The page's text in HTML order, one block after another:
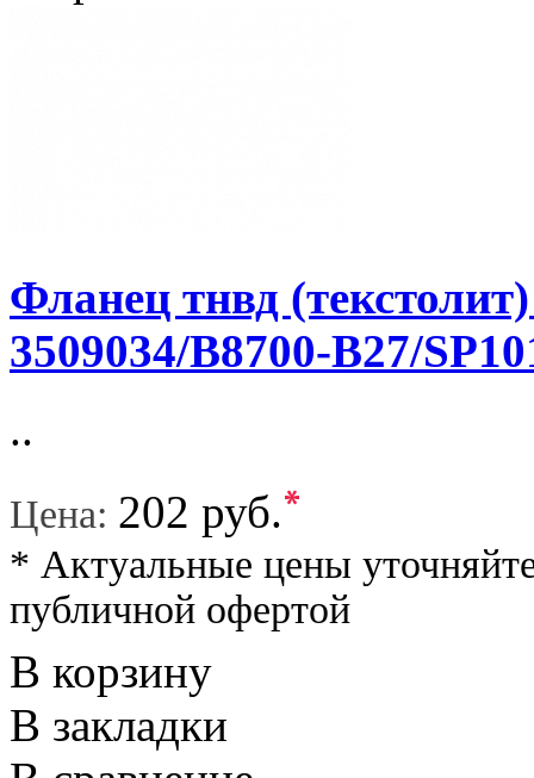
Фланец тнвд
3509034/В8700-В27/
..
Цена: 202 руб.*
* Актуальные цены
публичной офертой
В корзину
В закладки